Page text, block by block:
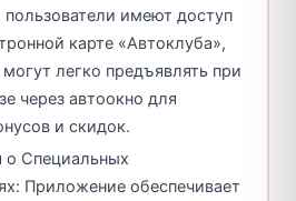
имеют доступ
карте «Автоклуба»,
легко предъявлять при
через автоокно для
и скидок.
о Специальных
Приложение обеспечивает